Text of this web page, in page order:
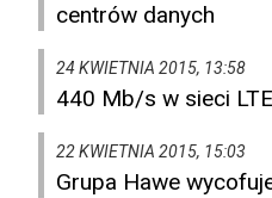
centrów danych
24 KWIETNIA 2015, 13:58
440 Mb/s w sieci
22 KWIETNIA 2015, 15:03
Grupa Hawe